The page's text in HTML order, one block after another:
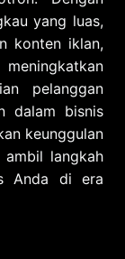
yang luas,
konten iklan,
pelanggan
dalam bisnis
keunggulan
langkah
Anda di era